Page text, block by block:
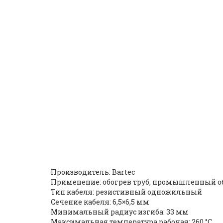
Производитель: Bartec
Применение: обогрев труб, промышленный
Тип кабеля: резистивный одножильный
Сечение кабеля: 6,5×6,5 мм
Минимальный радиус изгиба: 33 мм